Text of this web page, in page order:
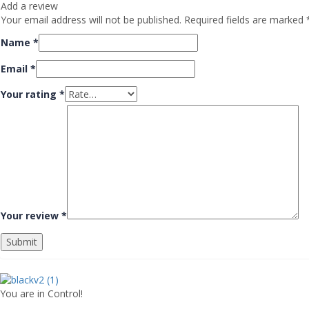
Add a review
Your email address will not be published. Required fields are marked
Name *
Email *
Your rating *
Your review *
Submit
You are in Control!